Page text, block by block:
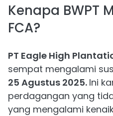
Kenapa BWPT
FCA?
PT Eagle High
sempat mengalami
25 Agustus 2025. Ini
perdagangan yang
yang mengalami